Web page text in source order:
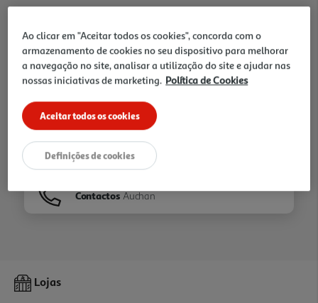
Ir para Homepage
Folhetos
Contactos Auchan
Lojas
Ao clicar em "Aceitar todos os cookies", concorda com o
armazenamento de cookies no seu dispositivo para melhorar
a navegação no site, analisar a utilização do site e ajudar nas
nossas iniciativas de marketing. Política de Cookies
Aceitar todos os cookies
Definições de cookies